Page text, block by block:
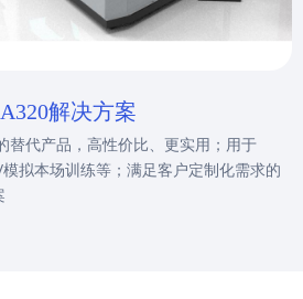
解决方案
替代产品，高性价比、更实用；用于
拟本场训练等；满足客户定制化需求的